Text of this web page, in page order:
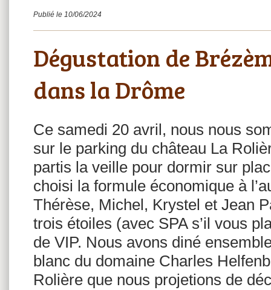
Publié le 10/06/2024
Dégustation de
dans la Drôme
Ce samedi 20 avril, nous nous
sur le parking du château La
partis la veille pour dormir sur
choisi la formule économique à
Thérèse, Michel, Krystel et Jean
trois étoiles (avec SPA s’il vous
de VIP. Nous avons diné
blanc du domaine Charles
Rolière que nous projetions de